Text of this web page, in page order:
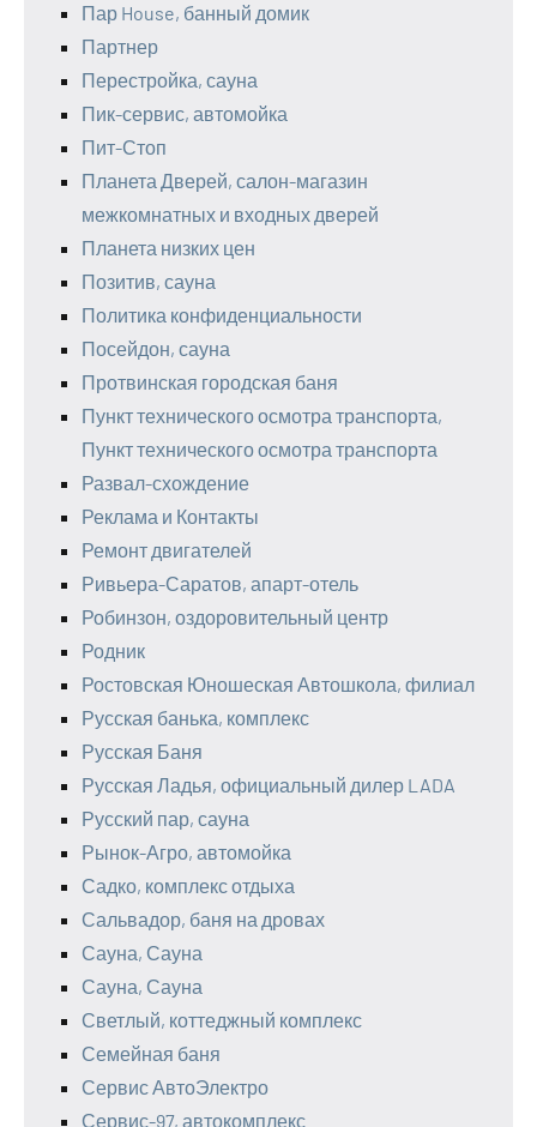
Пар House, банный домик
Партнер
Перестройка, сауна
Пик-сервис, автомойка
Пит-Стоп
Планета Дверей, салон-магазин
межкомнатных и входных дверей
Планета низких цен
Позитив, сауна
Политика конфиденциальности
Посейдон, сауна
Протвинская городская баня
Пункт технического осмотра транспорта,
Пункт технического осмотра транспорта
Развал-схождение
Реклама и Контакты
Ремонт двигателей
Ривьера-Саратов, апарт-отель
Робинзон, оздоровительный центр
Родник
Ростовская Юношеская Автошкола, филиал
Русская банька, комплекс
Русская Баня
Русская Ладья, официальный дилер LADA
Русский пар, сауна
Рынок-Агро, автомойка
Садко, комплекс отдыха
Сальвадор, баня на дровах
Сауна, Сауна
Сауна, Сауна
Светлый, коттеджный комплекс
Семейная баня
Сервис АвтоЭлектро
Сервис-97, автокомплекс